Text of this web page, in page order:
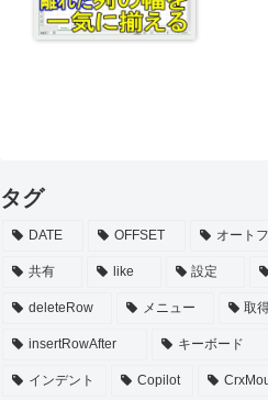
タグ
DATE OFFSET オート
共有 like 設定
deleteRow メニュー 取
insertRowAfter キーボード
インデント Copilot